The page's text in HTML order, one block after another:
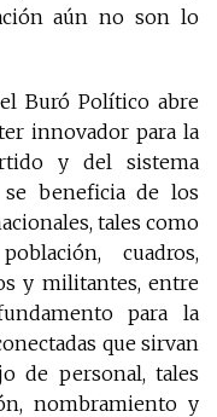
aún no son lo
Buró Político abre
innovador para la
y del sistema
beneficia de los
tales como
cuadros,
y militantes, entre
para la
que sirvan
de personal, tales
nombramiento y